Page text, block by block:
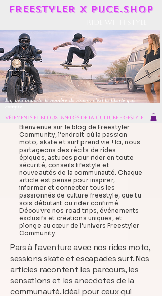
Freestyler X Puce.shop
vêtements et bijoux inspirés de la culture freestyle.
Ici, peu importe le nombre de roues, c'est la liberté qui
Bienvenue sur le blog de Freestyler
Community, l’endroit où la passion
moto, skate et surf prend vie ! Ici, nous
partageons des récits de rides
épiques, astuces pour rider en toute
sécurité, conseils lifestyle et
nouveautés de la communauté. Chaque
article est pensé pour inspirer,
informer et connecter tous les
passionnés de culture freestyle, que tu
sois débutant ou rider confirmé.
Découvre nos road trips, événements
exclusifs et créations uniques, et
plonge au cœur de l’univers Freestyler
Community.
Pars à l’aventure avec nos rides moto,
sessions skate et escapades surf. Nos
articles racontent les parcours, les
sensations et les anecdotes de la
communauté. Idéal pour ceux qui